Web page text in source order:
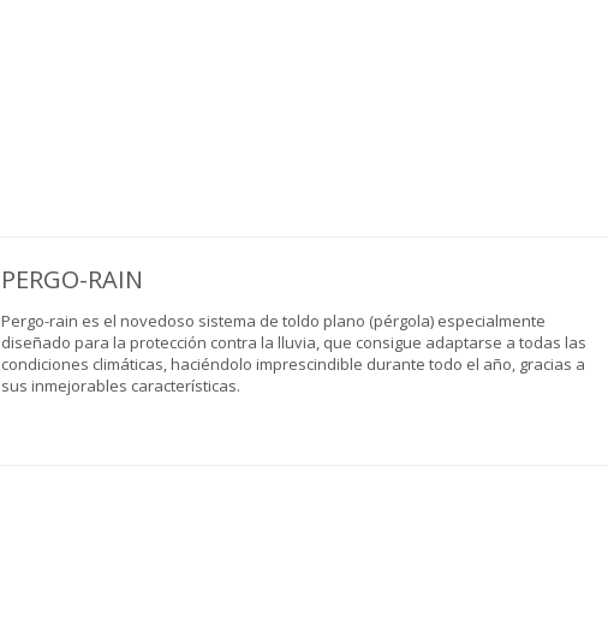
PERGO-RAIN
Pergo-rain es el novedoso sistema de toldo plano (pérgola) especialmente
diseñado para la protección contra la lluvia, que consigue adaptarse a todas las
condiciones climáticas, haciéndolo imprescindible durante todo el año, gracias a
sus inmejorables características.